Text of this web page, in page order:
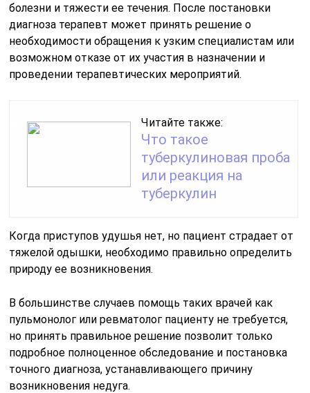
болезни и тяжести ее течения. После постановки
диагноза терапевт может принять решение о
необходимости обращения к узким специалистам или
возможном отказе от их участия в назначении и
проведении терапевтических мероприятий.
Читайте также:
Что такое
туберкулиновая проба
или реакция на
туберкулин
Когда приступов удушья нет, но пациент страдает от
тяжелой одышки, необходимо правильно определить
природу ее возникновения.
В большинстве случаев помощь таких врачей как
пульмонолог или ревматолог пациенту не требуется,
но принять правильное решение позволит только
подробное полноценное обследование и постановка
точного диагноза, устанавливающего причину
возникновения недуга.